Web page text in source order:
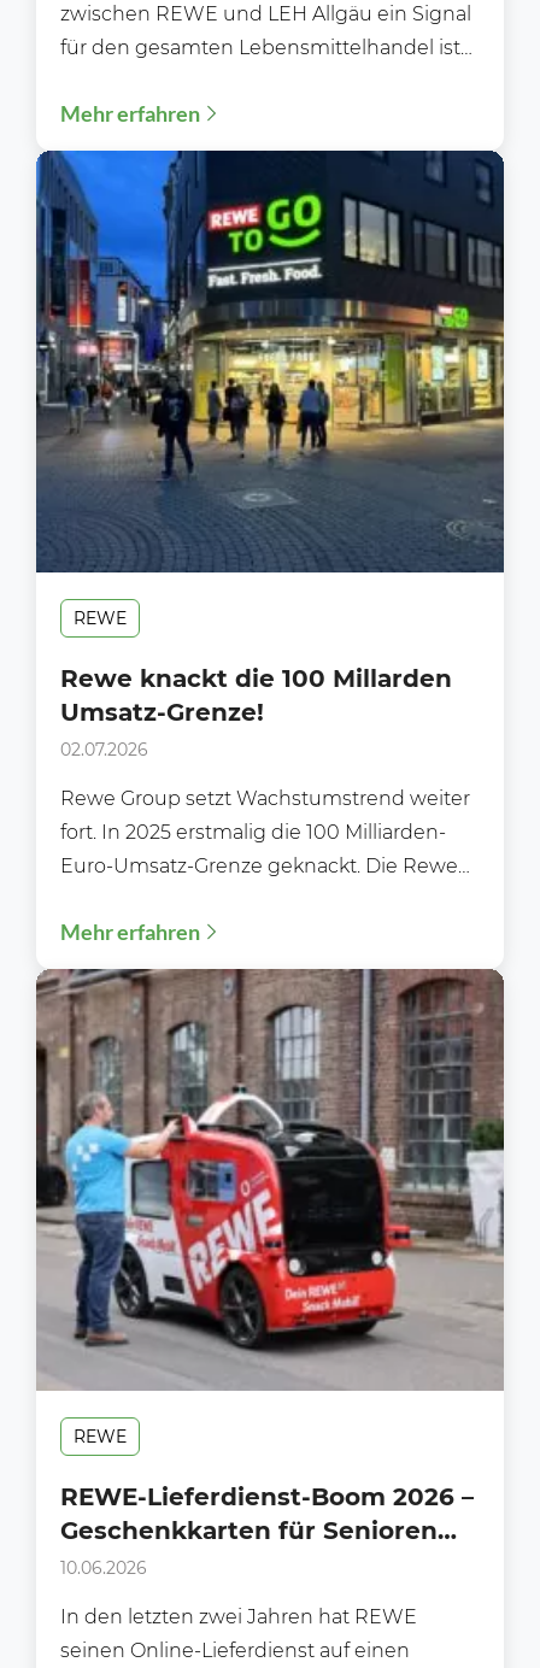
zwischen REWE und LEH Allgäu ein Signal
für den gesamten Lebensmittelhandel ist
Mehr erfahren
REWE
Rewe knackt die 100 Millarden
Umsatz-Grenze!
02.07.2026
Rewe Group setzt Wachstumstrend weiter
fort. In 2025 erstmalig die 100 Milliarden-
Euro-Umsatz-Grenze geknackt. Die Rewe
Geschäftsjahr zurück....
Mehr erfahren
REWE
REWE-Lieferdienst-Boom 2026 –
Geschenkkarten für Senioren
der vergessene
10.06.2026
In den letzten zwei Jahren hat REWE
seinen Online-Lieferdienst auf einen